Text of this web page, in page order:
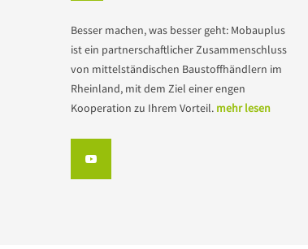
Besser machen, was besser geht: Mobauplus
ist ein partnerschaftlicher Zusammenschluss
von mittelständischen Baustoffhändlern im
Rheinland, mit dem Ziel einer engen
Kooperation zu Ihrem Vorteil. mehr lesen